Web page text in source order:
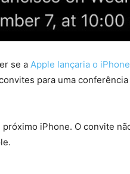
se a Apple lançaria o
para uma
iPhone. O convite